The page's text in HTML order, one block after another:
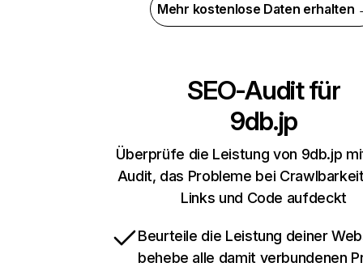
Mehr kostenlose Daten erhalten
SEO-Audit für
9db.jp
Überprüfe die Leistung von 9db.jp
Audit, das Probleme bei
Links und Code aufdeckt
Beurteile die Leistung deiner
behebe alle damit verbundenen